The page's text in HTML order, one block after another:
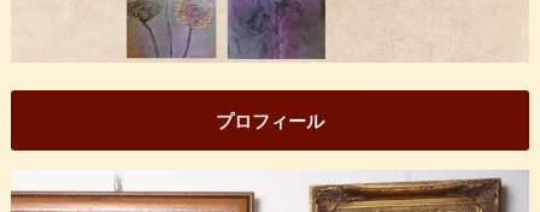
プロフィール